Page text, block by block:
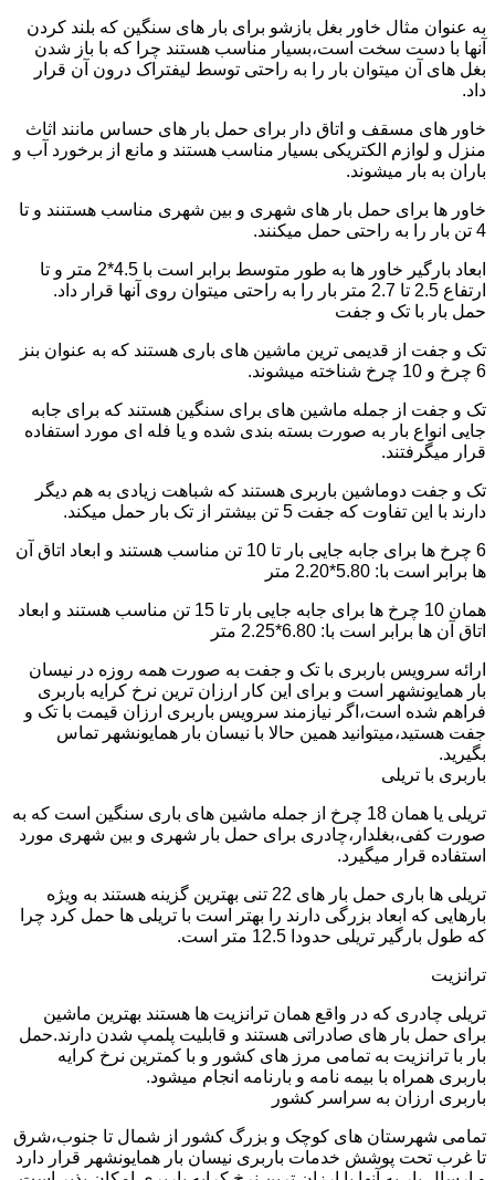
به عنوان مثال خاور بغل بازشو برای بار های سنگین که بلند کردن
آنها با دست سخت است،بسیار مناسب هستند چرا که با باز شدن
بغل های آن میتوان بار را به راحتی توسط لیفتراک درون آن قرار
داد.
خاور های مسقف و اتاق دار برای حمل بار های حساس مانند اثاث
منزل و لوازم الکتریکی بسیار مناسب هستند و مانع از برخورد آب و
باران به بار میشوند.
خاور ها برای حمل بار های شهری و بین شهری مناسب هستنند و تا
4 تن بار را به راحتی حمل میکنند.
ابعاد بارگیر خاور ها به طور متوسط برابر است با 4.5*2 متر و تا
ارتفاع 2.5 تا 2.7 متر بار را به راحتی میتوان روی آنها قرار داد.
حمل بار با تک و جفت
تک و جفت از قدیمی ترین ماشین های باری هستند که به عنوان بنز
6 چرخ و 10 چرخ شناخته میشوند.
تک و جفت از جمله ماشین های برای سنگین هستند که برای جابه
جایی انواع بار به صورت بسته بندی شده و یا فله ای مورد استفاده
قرار میگرفتند.
تک و جفت دوماشین باربری هستند که شباهت زیادی به هم دیگر
دارند با این تفاوت که جفت 5 تن بیشتر از تک بار حمل میکند.
6 چرخ ها برای جابه جایی بار تا 10 تن مناسب هستند و ابعاد اتاق آن
ها برابر است با: 5.80*2.20 متر
همان 10 چرخ ها برای جابه جایی بار تا 15 تن مناسب هستند و ابعاد
اتاق آن ها برابر است با: 6.80*2.25 متر
ارائه سرویس باربری با تک و جفت به صورت همه روزه در نیسان
بار همایونشهر است و برای این کار ارزان ترین نرخ کرایه باربری
فراهم شده است،اگر نیازمند سرویس باربری ارزان قیمت با تک و
جفت هستید،میتوانید همین حالا با نیسان بار همایونشهر تماس
بگیرید.
باربری با تریلی
تریلی یا همان 18 چرخ از جمله ماشین های باری سنگین است که به
صورت کفی،بغلدار،چادری برای حمل بار شهری و بین شهری مورد
استفاده قرار میگیرد.
تریلی ها باری حمل بار های 22 تنی بهترین گزینه هستند به ویژه
بارهایی که ابعاد بزرگی دارند را بهتر است با تریلی ها حمل کرد چرا
که طول بارگیر تریلی حدودا 12.5 متر است.
ترانزیت
تریلی چادری که در واقع همان ترانزیت ها هستند بهترین ماشین
برای حمل بار های صادراتی هستند و قابلیت پلمپ شدن دارند.حمل
بار با ترانزیت به تمامی مرز های کشور و با کمترین نرخ کرایه
باربری همراه با بیمه نامه و بارنامه انجام میشود.
باربری ارزان به سراسر کشور
تمامی شهرستان های کوچک و بزرگ کشور از شمال تا جنوب،شرق
تا غرب تحت پوشش خدمات باربری نیسان بار همایونشهر قرار دارد